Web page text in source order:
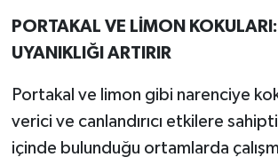
PORTAKAL VE LİMON
UYANIKLIĞI ARTIRIR
Portakal ve limon gibi narenciye
verici ve canlandırıcı etkilere
içinde bulunduğu ortamlarda